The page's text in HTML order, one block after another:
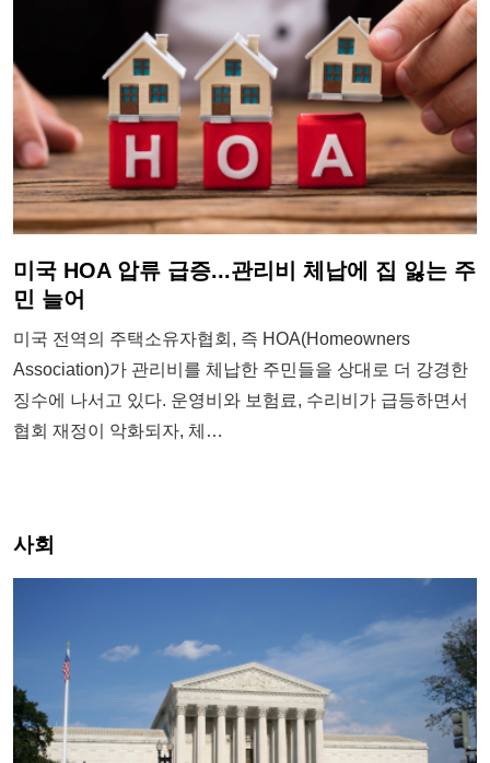
미국 HOA 압류 급증...관리비 체납에 집 잃는 주
민 늘어
미국 전역의 주택소유자협회, 즉 HOA(Homeowners
Association)가 관리비를 체납한 주민들을 상대로 더 강경한
징수에 나서고 있다. 운영비와 보험료, 수리비가 급등하면서
협회 재정이 악화되자, 체…
사회